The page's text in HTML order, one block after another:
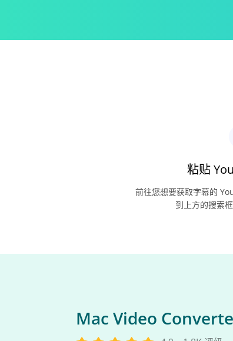
粘贴
前往您想要获取字幕的
到上方的搜索
Mac Video